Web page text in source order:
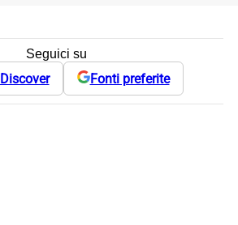
Seguici su
Discover Fonti preferite